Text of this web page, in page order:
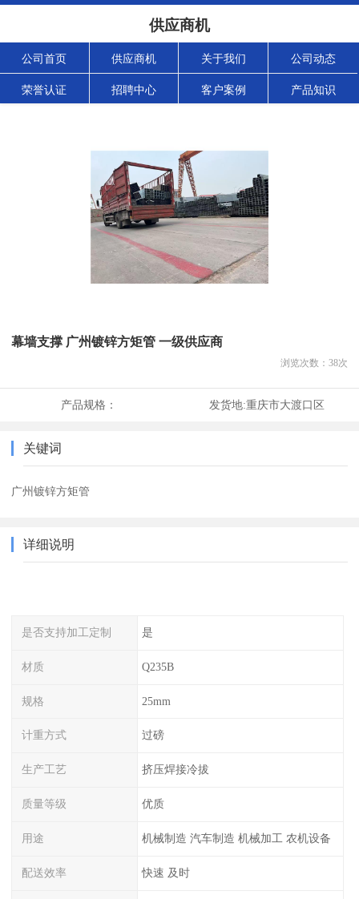
供应商机
公司首页 供应商机 关于我们 公司动态
荣誉认证 招聘中心 客户案例 产品知识
幕墙支撑 广州镀锌方矩管 一级供应商
浏览次数： 38次
产品规格： 发货地:重庆市大渡口区
关键词
广州镀锌方矩管
详细说明
是否支持加工定制 是
材质 Q235B
规格 25mm
计重方式 过磅
生产工艺 挤压焊接冷拔
质量等级 优质
用途 机械制造 汽车制造 机械加工 农机设备
配送效率 快速 及时